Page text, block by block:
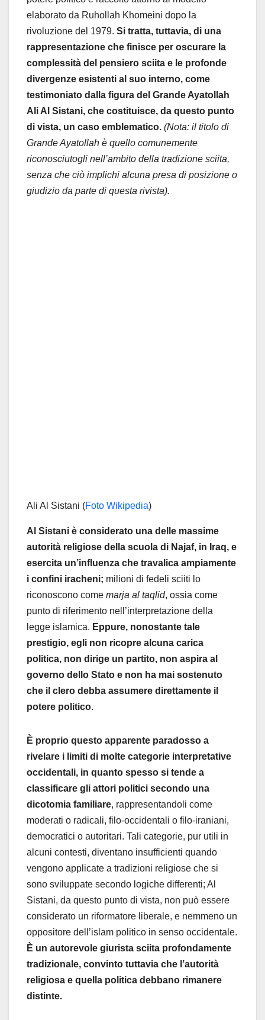
elaborato da Ruhollah Khomeini dopo la
rivoluzione del 1979. Si tratta, tuttavia, di una
rappresentazione che finisce per oscurare la
complessità del pensiero sciita e le profonde
divergenze esistenti al suo interno, come
testimoniato dalla figura del Grande Ayatollah
Ali Al Sistani, che costituisce, da questo punto
di vista, un caso emblematico. (Nota: il titolo di
Grande Ayatollah è quello comunemente
riconosciutogli nell’ambito della tradizione sciita,
senza che ciò implichi alcuna presa di posizione o
giudizio da parte di questa rivista).
Ali Al Sistani (Foto Wikipedia)
Al Sistani è considerato una delle massime
autorità religiose della scuola di Najaf, in Iraq, e
esercita un’influenza che travalica ampiamente
i confini iracheni; milioni di fedeli sciiti lo
riconoscono come marja al taqlid, ossia come
punto di riferimento nell’interpretazione della
legge islamica. Eppure, nonostante tale
prestigio, egli non ricopre alcuna carica
politica, non dirige un partito, non aspira al
governo dello Stato e non ha mai sostenuto
che il clero debba assumere direttamente il
potere politico.
È proprio questo apparente paradosso a
rivelare i limiti di molte categorie interpretative
occidentali, in quanto spesso si tende a
classificare gli attori politici secondo una
dicotomia familiare, rappresentandoli come
moderati o radicali, filo-occidentali o filo-iraniani,
democratici o autoritari. Tali categorie, pur utili in
alcuni contesti, diventano insufficienti quando
vengono applicate a tradizioni religiose che si
sono sviluppate secondo logiche differenti; Al
Sistani, da questo punto di vista, non può essere
considerato un riformatore liberale, e nemmeno un
oppositore dell’islam politico in senso occidentale.
È un autorevole giurista sciita profondamente
tradizionale, convinto tuttavia che l’autorità
religiosa e quella politica debbano rimanere
distinte.